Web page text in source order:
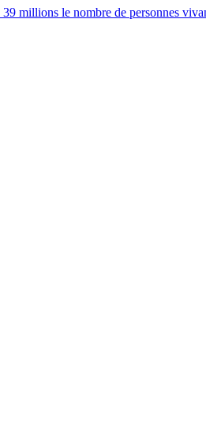
millions le nombre de personnes